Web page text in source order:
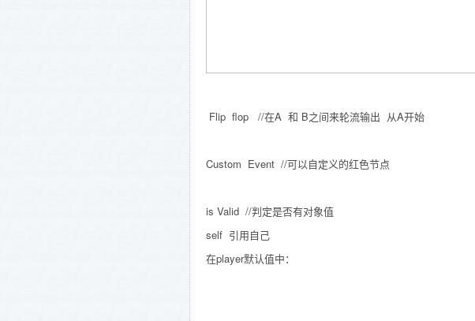
Flip flop //在A 和 B之间来轮流输出 从A开始
Custom Event //可以自定义的红色节点
is Valid //判定是否有对象值
self 引用自己
在player默认值中：